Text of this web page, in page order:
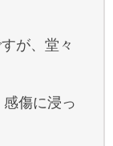
が、堂々
傷に浸っ